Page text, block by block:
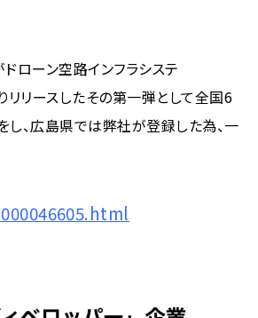
ローン空路インフラシステ
リースしたその第一弾として全国6
し、広島県では弊社が登録した為、一